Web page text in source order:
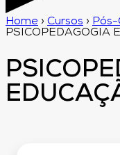
Home › Cursos ›
PSICOPEDAGOGIA